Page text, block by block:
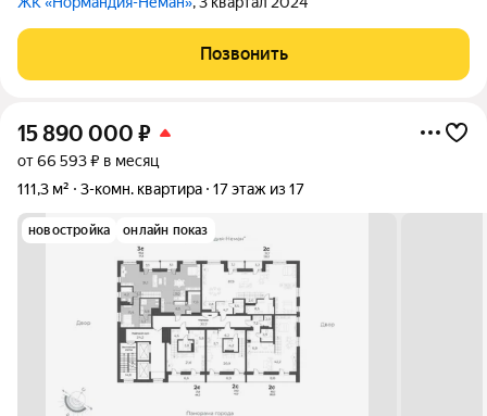
Позвонить
15 890 000 ₽
от 66 593 ₽ в месяц
111,3 м²
3-комн. квартира 17 этаж из 17
новостройка онлайн показ